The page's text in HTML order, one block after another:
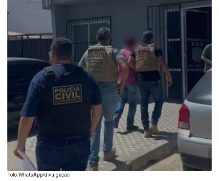
Foto: WhatsApp/divulgação